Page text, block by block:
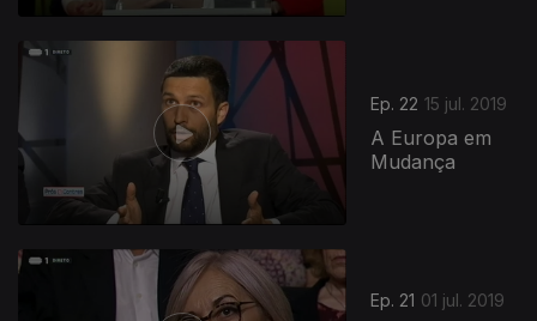
Ep. 22 15 jul. 2019
A Europa em
Mudança
Ep. 21 01 jul. 2019